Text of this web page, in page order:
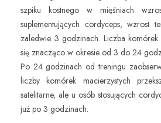
szpiku kostnego w mięśniach
suplementujących cordyceps, wzrost
zaledwie 3 godzinach. Liczba komórek
się znacząco w okresie od 3 do 24
Po 24 godzinach od treningu
liczby komórek macierzystych
satelitarne, ale u osób stosujących
już po 3 godzinach.